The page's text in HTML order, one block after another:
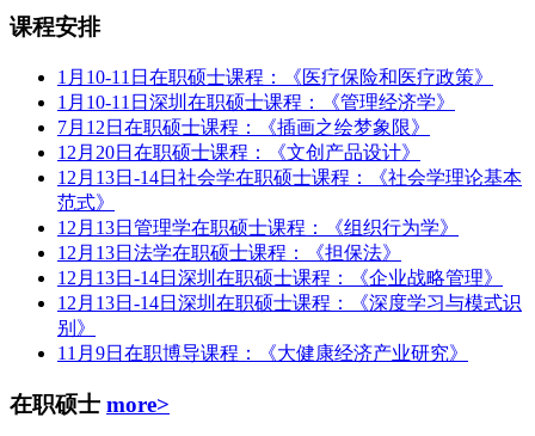
课程安排
1月10-11日在职硕士课程：《医疗保险和医疗政策》
1月10-11日深圳在职硕士课程：《管理经济学》
7月12日在职硕士课程：《插画之绘梦象限》
12月20日在职硕士课程：《文创产品设计》
12月13日-14日社会学在职硕士课程：《社会学理论基本
范式》
12月13日管理学在职硕士课程：《组织行为学》
12月13日法学在职硕士课程：《担保法》
12月13日-14日深圳在职硕士课程：《企业战略管理》
12月13日-14日深圳在职硕士课程：《深度学习与模式识
别》
11月9日在职博导课程：《大健康经济产业研究》
在职硕士 more>